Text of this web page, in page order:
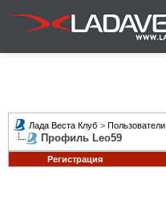
Лада Веста Клуб > Пользователи
Профиль Leo59
Регистрация